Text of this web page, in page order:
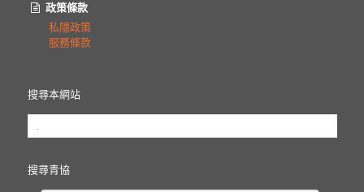
政策條款
私隱政策
服務條款
搜尋本網站
搜尋青協